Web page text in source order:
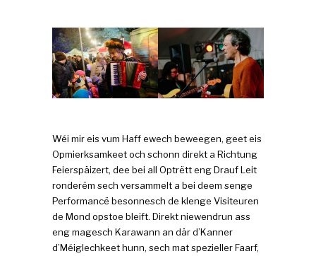
Wéi mir eis vum Haff ewech beweegen, geet eis
Opmierksamkeet och schonn direkt a Richtung
Feierspäizert, dee bei all Optrëtt eng Drauf Leit
ronderëm sech versammelt a bei deem senge
Performancë besonnesch de klenge Visiteuren
de Mond opstoe bleift. Direkt niewendrun ass
eng magesch Karawann an där d’Kanner
d’Méiglechkeet hunn, sech mat spezieller Faarf,